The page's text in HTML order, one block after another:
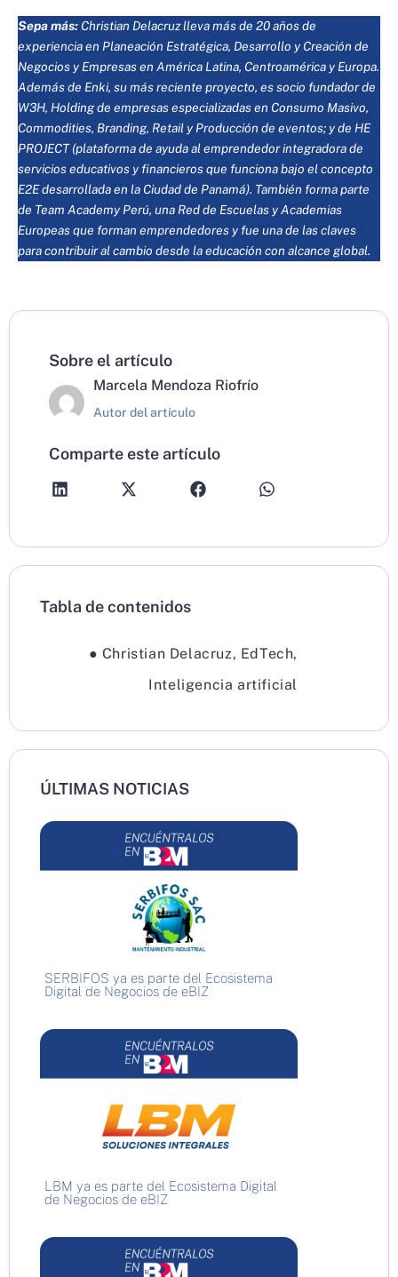
Sepa más: Christian Delacruz lleva más de 20 años de
experiencia en Planeación Estratégica, Desarrollo y Creación de
Negocios y Empresas en América Latina, Centroamérica y Europa.
Además de Enki, su más reciente proyecto, es socio fundador de
W3H, Holding de empresas especializadas en Consumo Masivo,
Commodities, Branding, Retail y Producción de eventos; y de HE
PROJECT (plataforma de ayuda al emprendedor integradora de
servicios educativos y financieros que funciona bajo el concepto
E2E desarrollada en la Ciudad de Panamá). También forma parte
de Team Academy Perú, una Red de Escuelas y Academias
Europeas que forman emprendedores y fue una de las claves
para contribuir al cambio desde la educación con alcance global.
Sobre el artículo
Marcela Mendoza Riofrío
Autor del artículo
Comparte este artículo
Tabla de contenidos
● Christian Delacruz, EdTech,
Inteligencia artificial
ÚLTIMAS NOTICIAS
SERBIFOS ya es parte del Ecosistema
Digital de Negocios de eBIZ
LBM ya es parte del Ecosistema Digital
de Negocios de eBIZ